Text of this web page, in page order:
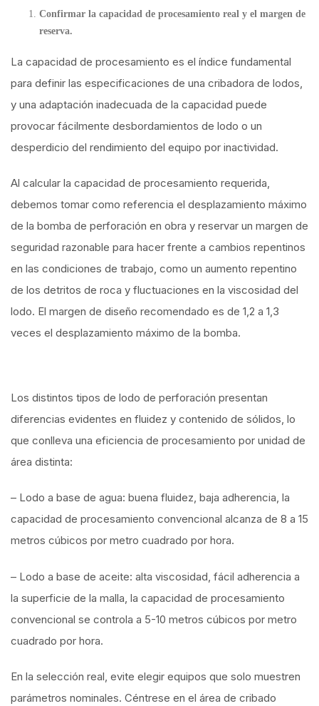
Confirmar la capacidad de procesamiento real y el margen de
reserva.
La capacidad de procesamiento es el índice fundamental
para definir las especificaciones de una cribadora de lodos,
y una adaptación inadecuada de la capacidad puede
provocar fácilmente desbordamientos de lodo o un
desperdicio del rendimiento del equipo por inactividad.
Al calcular la capacidad de procesamiento requerida,
debemos tomar como referencia el desplazamiento máximo
de la bomba de perforación en obra y reservar un margen de
seguridad razonable para hacer frente a cambios repentinos
en las condiciones de trabajo, como un aumento repentino
de los detritos de roca y fluctuaciones en la viscosidad del
lodo. El margen de diseño recomendado es de 1,2 a 1,3
veces el desplazamiento máximo de la bomba.
Los distintos tipos de lodo de perforación presentan
diferencias evidentes en fluidez y contenido de sólidos, lo
que conlleva una eficiencia de procesamiento por unidad de
área distinta:
– Lodo a base de agua: buena fluidez, baja adherencia, la
capacidad de procesamiento convencional alcanza de 8 a 15
metros cúbicos por metro cuadrado por hora.
– Lodo a base de aceite: alta viscosidad, fácil adherencia a
la superficie de la malla, la capacidad de procesamiento
convencional se controla a 5-10 metros cúbicos por metro
cuadrado por hora.
En la selección real, evite elegir equipos que solo muestren
parámetros nominales. Céntrese en el área de cribado